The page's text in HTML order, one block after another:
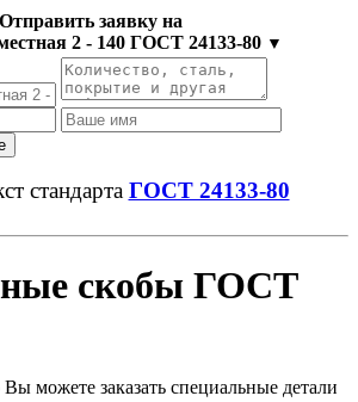
Отправить заявку на
2 - 140 ГОСТ 24133-80 ▼
стандарта ГОСТ 24133-80
скобы ГОСТ
можете заказать специальные детали